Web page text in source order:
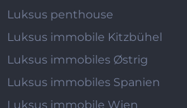
Luksus penthouse
Luksus immobile Kitzbühel
Luksus immobiles Østrig
Luksus immobiles Spanien
Luksus immobile Wien